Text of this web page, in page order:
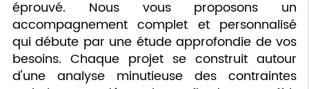
éprouvé. Nous vous proposons un
accompagnement complet et personnalisé
qui débute par une étude approfondie de vos
besoins. Chaque projet se construit autour
d'une analyse minutieuse des contraintes